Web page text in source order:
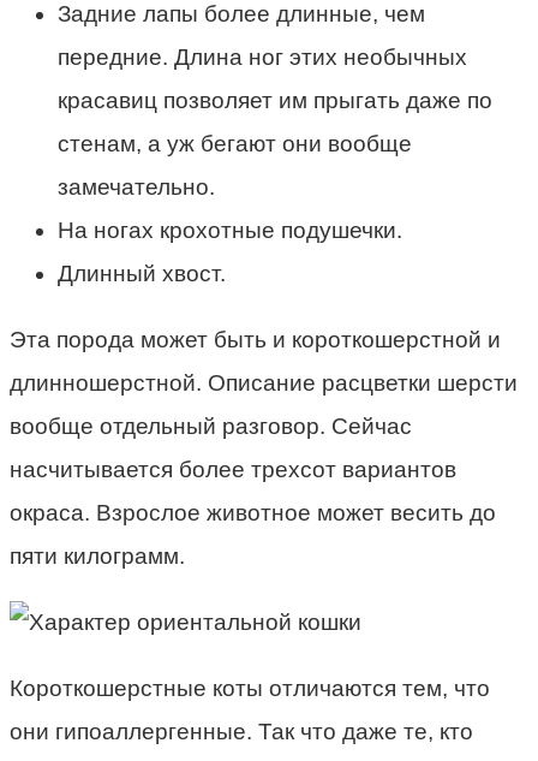
Задние лапы более длинные, чем
передние. Длина ног этих необычных
красавиц позволяет им прыгать даже по
стенам, а уж бегают они вообще
замечательно.
На ногах крохотные подушечки.
Длинный хвост.
Эта порода может быть и короткошерстной и
длинношерстной. Описание расцветки шерсти
вообще отдельный разговор. Сейчас
насчитывается более трехсот вариантов
окраса. Взрослое животное может весить до
пяти килограмм.
Короткошерстные коты отличаются тем, что
они гипоаллергенные. Так что даже те, кто